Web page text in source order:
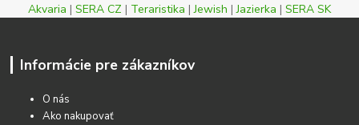
Akvaria | SERA CZ | Teraristika |Jewish |Jazierka | SERA SK
Informácie pre zákazníkov
O nás
Ako nakupovať